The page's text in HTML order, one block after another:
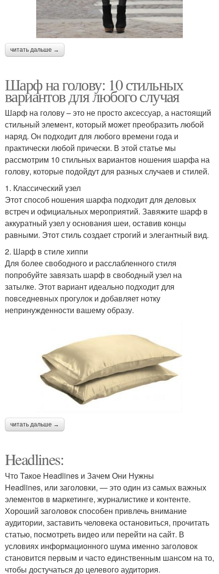
читать дальше →
Шарф на голову: 10 стильных
вариантов для любого случая
Шарф на голову – это не просто аксессуар, а настоящий
стильный элемент, который может преобразить любой
наряд. Он подходит для любого времени года и
практически любой прически. В этой статье мы
рассмотрим 10 стильных вариантов ношения шарфа на
голову, которые подойдут для разных случаев и стилей.
1. Классический узел
Этот способ ношения шарфа подходит для деловых
встреч и официальных мероприятий. Завяжите шарф в
аккуратный узел у основания шеи, оставив концы
равными. Этот стиль создает строгий и элегантный вид.
2. Шарф в стиле хиппи
Для более свободного и расслабленного стиля
попробуйте завязать шарф в свободный узел на
затылке. Этот вариант идеально подходит для
повседневных прогулок и добавляет нотку
непринужденности вашему образу.
читать дальше →
Headlines:
Что Такое Headlines и Зачем Они Нужны
Headlines, или заголовки, — это один из самых важных
элементов в маркетинге, журналистике и контенте.
Хороший заголовок способен привлечь внимание
аудитории, заставить человека остановиться, прочитать
статью, посмотреть видео или перейти на сайт. В
условиях информационного шума именно заголовок
становится первым и часто единственным шансом на то,
чтобы достучаться до целевого аудитория.